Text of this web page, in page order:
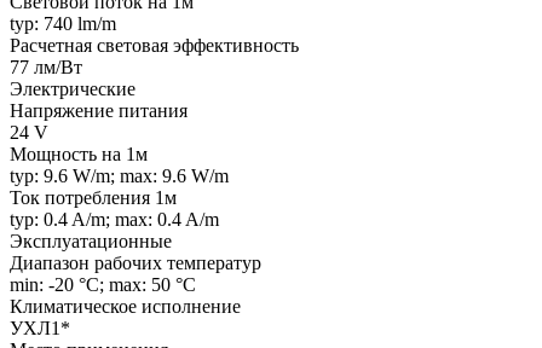
typ: 740 lm/m
Расчетная световая эффективность
77 лм/Вт
Электрические
Напряжение питания
24 V
Мощность на 1м
typ: 9.6 W/m; max: 9.6 W/m
Ток потребления 1м
typ: 0.4 A/m; max: 0.4 A/m
Эксплуатационные
Диапазон рабочих температур
min: -20 °C; max: 50 °C
Климатическое исполнение
УХЛ1*